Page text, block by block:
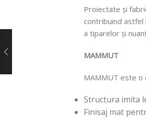
Proiectate și
contribuind astfel
a tiparelor și
MAMMUT
MAMMUT este o
Structura imita
Finisaj mat